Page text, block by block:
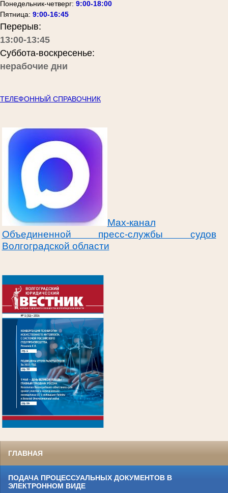
Понедельник-четверг: 9:00-18:00
Пятница: 9:00-16:45
Перерыв:
13:00-13:45
Суббота-воскресенье:
нерабочие дни
ТЕЛЕФОННЫЙ СПРАВОЧНИК
Max-канал
Объединенной пресс-службы судов
Волгоградской области
ГЛАВНАЯ
ПОДАЧА ПРОЦЕССУАЛЬНЫХ ДОКУМЕНТОВ В
ЭЛЕКТРОННОМ ВИДЕ